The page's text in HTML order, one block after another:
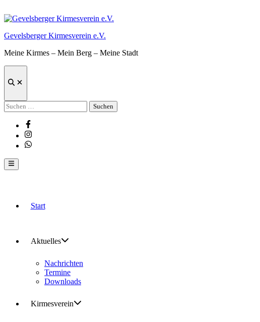
Inhalt
Gevelsberger Kirmesverein e.V.
Meine Kirmes – Mein Berg – Meine Stadt
Suche
Suchen
nach:
Facebook
Instagram
Whatsapp
Hauptmenü
Start
Aktuelles
Nachrichten
Termine
Downloads
Kirmesverein